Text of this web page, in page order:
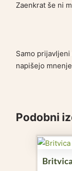
Zaenkrat še ni
Samo
napišejo
Podobni